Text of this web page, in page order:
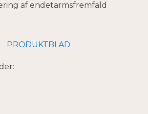
af endetarmsfremfald
PRODUKTBLAD